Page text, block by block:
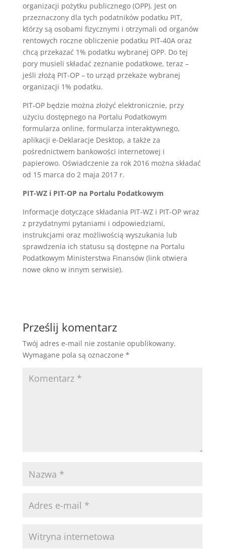
organizacji pożytku publicznego (OPP). Jest on
przeznaczony dla tych podatników podatku PIT,
którzy są osobami fizycznymi i otrzymali od organów
rentowych roczne obliczenie podatku PIT-40A oraz
chcą przekazać 1% podatku wybranej OPP. Do tej
pory musieli składać zeznanie podatkowe, teraz –
jeśli złożą PIT-OP – to urząd przekaże wybranej
organizacji 1% podatku.
PIT-OP będzie można złożyć elektronicznie, przy
użyciu dostępnego na Portalu Podatkowym
formularza online, formularza interaktywnego,
aplikacji e-Deklaracje Desktop, a także za
pośrednictwem bankowości internetowej i
papierowo. Oświadczenie za rok 2016 można składać
od 15 marca do 2 maja 2017 r.
PIT-WZ i PIT-OP na Portalu Podatkowym
Informacje dotyczące składania PIT-WZ i PIT-OP wraz
z przydatnymi pytaniami i odpowiedziami,
instrukcjami oraz możliwością wyszukania lub
sprawdzenia ich statusu są dostępne na Portalu
Podatkowym Ministerstwa Finansów (link otwiera
nowe okno w innym serwisie).
Prześlij komentarz
Twój adres e-mail nie zostanie opublikowany.
Wymagane pola są oznaczone *